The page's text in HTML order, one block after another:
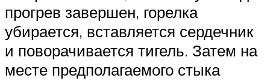
прогрев завершен, горелка
убирается, вставляется сердечник
и поворачивается тигель. Затем на
месте предполагаемого стыка